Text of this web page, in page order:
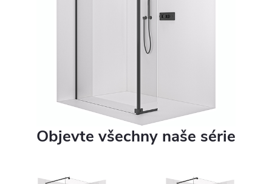
Objevte všechny naše série